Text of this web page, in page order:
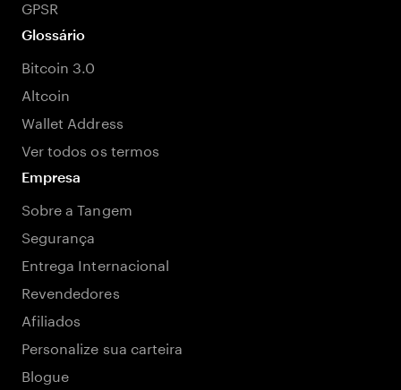
GPSR
Glossário
Bitcoin 3.0
Altcoin
Wallet Address
Ver todos os termos
Empresa
Sobre a Tangem
Segurança
Entrega Internacional
Revendedores
Afiliados
Personalize sua carteira
Blogue